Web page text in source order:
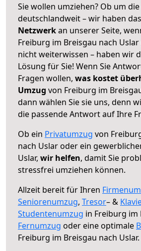
Sie wollen umziehen? Ob um
deutschlandweit – wir haben das
Netzwerkan unserer Seite,
Freiburg im Breisgau nach Uslar
nicht weiterwissen – haben wir
Lösung für Sie! Wenn Sie
Fragen wollen, was kostet
Umzug von Freiburg im
dann wählen Sie sie uns, denn
die passende Antwort auf Ihre
Ob ein Privatumzug von
nach Uslar oder ein
Uslar, wir helfen, damit Sie
stressfrei umziehen können.
Allzeit bereit für Ihren
Seniorenumzug, Tresor– &
Studentenumzug in Freiburg im
Fernumzug oder eine optimale
Freiburg im Breisgau nach Uslar.